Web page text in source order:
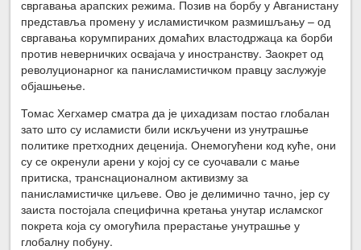
свргавања арапских режима. Позив на борбу у Авганистану
представља промену у исламистичком размишљању – од
свргавања корумпираних домаћих властодржаца ка борби
против неверничких освајача у иностранству. Заокрет од
револуционарног ка панисламистичком правцу заслужује
објашњење.
Томас Хегхамер сматра да је џихадизам постао глобалан
зато што су исламисти били искључени из унутрашње
политике претходних деценија. Онемогућени код куће, они
су се окренули арени у којој су се суочавали с мање
притиска, транснационалном активизму за
панисламистичке циљеве. Ово је делимично тачно, јер су
заиста постојала специфична кретања унутар исламског
покрета која су омогућила прерастање унутрашње у
глобалну побуну.